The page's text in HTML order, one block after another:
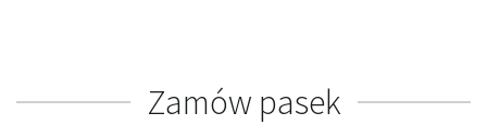
Zamów pasek